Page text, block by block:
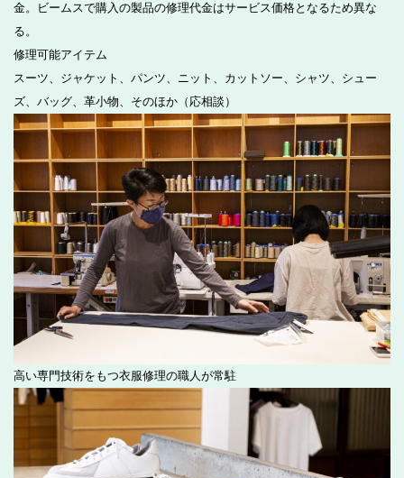
金。ビームスで購入の製品の修理代金はサービス価格となるため異な
る。
修理可能アイテム
スーツ、ジャケット、パンツ、ニット、カットソー、シャツ、シュー
ズ、バッグ、革小物、そのほか（応相談）
高い専門技術をもつ衣服修理の職人が常駐